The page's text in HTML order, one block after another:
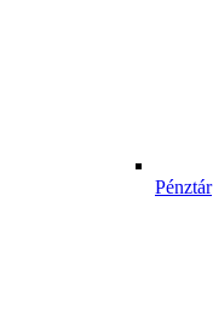
Pénztár